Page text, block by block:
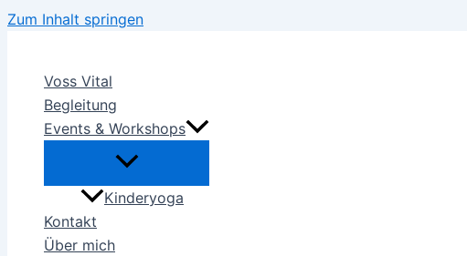
Zum Inhalt springen
Voss Vital
Begleitung
Events & Workshops
Kinderyoga
Kontakt
Über mich